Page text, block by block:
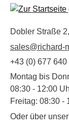
Dobler Straße
sales@richard-
+43 (0) 677
Montag bis
08:30 - 12:00
Freitag: 08:30 -
Oder über unser